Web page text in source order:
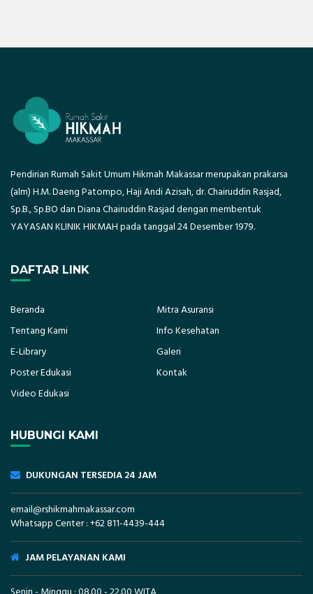
Pendirian Rumah Sakit Umum Hikmah Makassar merupakan prakarsa
(alm) H.M. Daeng Patompo, Haji Andi Azisah, dr. Chairuddin Rasjad,
Sp.B., Sp.BO dan Diana Chairuddin Rasjad dengan membentuk
YAYASAN KLINIK HIKMAH pada tanggal 24 Desember 1979.
DAFTAR LINK
Beranda
Tentang Kami
E-Library
Poster Edukasi
Video Edukasi
Mitra Asuransi
Info Kesehatan
Galeri
Kontak
HUBUNGI KAMI
DUKUNGAN TERSEDIA 24 JAM
email@rshikmahmakassar.com
Whatsapp Center :+62 811-4439-444
JAM PELAYANAN KAMI